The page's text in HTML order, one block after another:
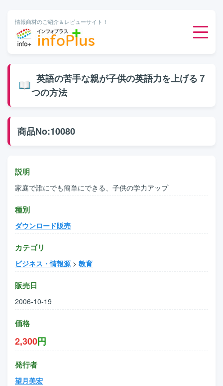
情報商材のご紹介＆レビューサイト！
無料ダウンロード
英語の苦手な親が子供の英語力を上げる７
つの方法
商品No:10080
説明
家庭で誰にでも簡単にできる、子供の学力アップ
種別
ダウンロード販売
カテゴリ
ビジネス・情報源> 教育
販売日
2006-10-19
価格
2,300円
発行者
望月美宏